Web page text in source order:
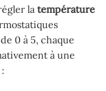
la température
0 à 5, chaque
à une